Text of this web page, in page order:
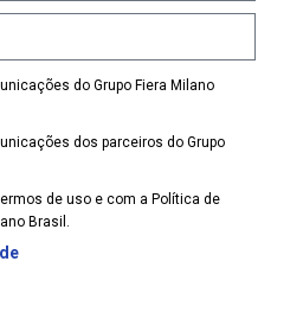
do Grupo Fiera Milano
dos parceiros do Grupo
de uso e com a Política de
Brasil.